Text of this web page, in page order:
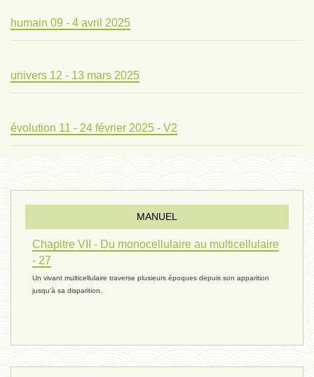
humain 09 - 4 avril 2025
univers 12 - 13 mars 2025
évolution 11 - 24 février 2025 - V2
évolution 10 - 4 février 2025
réconciliations 04 - 26 janvier
réchauffement 03 - 26 janvier 2025
MANUEL
Chapitre VII - Du monocellulaire au multicellulaire
- 27
Un vivant multicellulaire traverse plusieurs époques depuis son apparition
jusqu'à sa disparition.